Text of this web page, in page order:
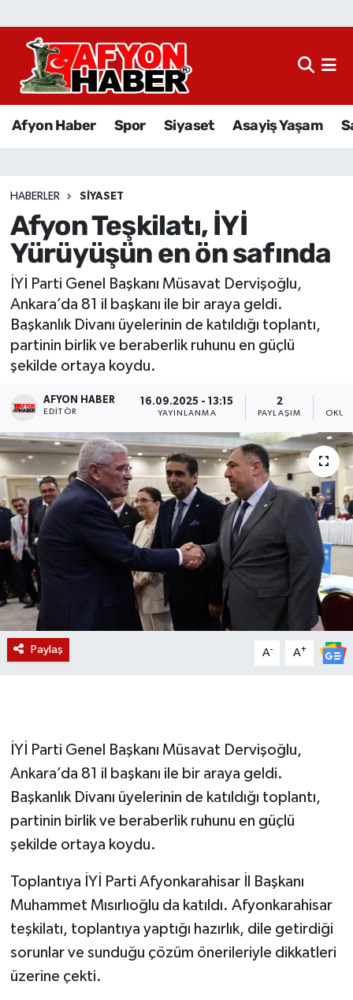
Afyon Haber Spor Siyaset Asayiş Yaşam
HABERLER SIYASET
Afyon Teşkilatı, İYİ
Yürüyüşün en ön safında
İYİ Parti Genel Başkanı Müsavat Dervişoğlu,
Ankara’da 81 il başkanı ile bir araya geldi.
Başkanlık Divanı üyelerinin de katıldığı toplantı,
partinin birlik ve beraberlik ruhunu en güçlü
şekilde ortaya koydu.
AFYON HABER
EDITÖR
16.09.2025 - 13:15
YAYINLANMA
2
PAYLAŞIM
Paylaş A- A+
İYİ Parti Genel Başkanı Müsavat Dervişoğlu,
Ankara’da 81 il başkanı ile bir araya geldi.
Başkanlık Divanı üyelerinin de katıldığı toplantı,
partinin birlik ve beraberlik ruhunu en güçlü
şekilde ortaya koydu.
Toplantıya İYİ Parti Afyonkarahisar İl Başkanı
Muhammet Mısırlıoğlu da katıldı. Afyonkarahisar
teşkilatı, toplantıya yaptığı hazırlık, dile getirdiği
sorunlar ve sunduğu çözüm önerileriyle dikkatleri
üzerine çekti.
Afyon Haber
Sağlık
Eğitim
Sivil Toplum
Ekonomi